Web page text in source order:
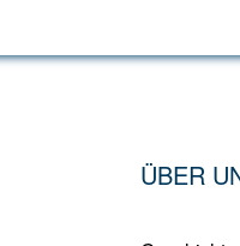
ÜBER